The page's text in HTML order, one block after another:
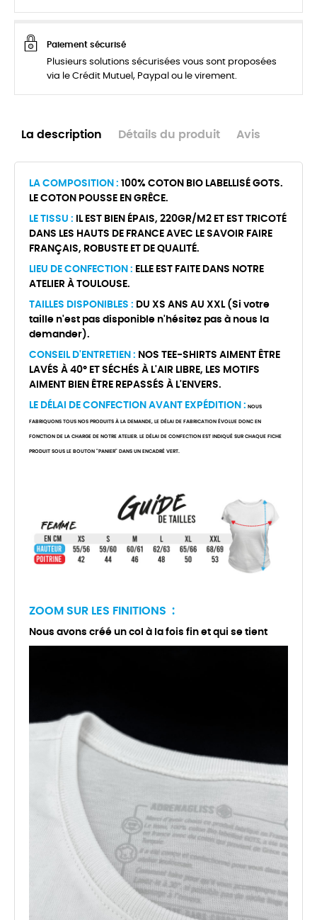
Paiement sécurisé
Plusieurs solutions sécurisées vous sont proposées
via le Crédit Mutuel, Paypal ou le virement.
La description Détails du produit Avis
LA COMPOSITION : 100% COTON BIO LABELLISÉ GOTS.
LE COTON POUSSE EN GRÊCE.
LE TISSU : IL EST BIEN ÉPAIS, 220GR/M2 ET EST TRICOTÉ
DANS LES HAUTS DE FRANCE AVEC LE SAVOIR FAIRE
FRANÇAIS, ROBUSTE ET DE QUALITÉ.
LIEU DE CONFECTION : ELLE EST FAITE DANS NOTRE
ATELIER À TOULOUSE.
TAILLES DISPONIBLES : DU XS ANS AU XXL (Si votre
taille n'est pas disponible n'hésitez pas à nous la
demander).
CONSEIL D'ENTRETIEN : NOS TEE-SHIRTS AIMENT ÊTRE
LAVÉS À 40° ET SÉCHÉS À L'AIR LIBRE, LES MOTIFS
AIMENT BIEN ÊTRE REPASSÉS À L'ENVERS.
LE DÉLAI DE CONFECTION AVANT EXPÉDITION : NOUS
FABRIQUONS TOUS NOS PRODUITS À LA DEMANDE, LE DÉLAI DE FABRICATION ÉVOLUE DONC EN
FONCTION DE LA CHARGE DE NOTRE ATELIER. LE DÉLAI DE CONFECTION EST INDIQUÉ SUR CHAQUE FICHE
PRODUIT SOUS LE BOUTON "PANIER" DANS UN ENCADRÉ VERT.
ZOOM SUR LES FINITIONS :
Nous avons créé un col à la fois fin et qui se tient